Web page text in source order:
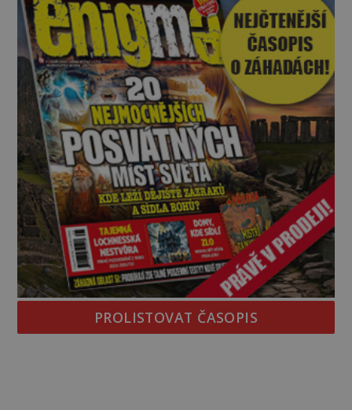
PROLISTOVAT ČASOPIS